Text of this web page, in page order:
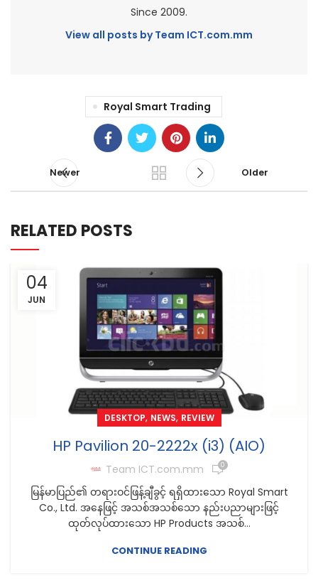
Since 2009.
View all posts by Team ICT.com.mm
Royal Smart Trading
Newer Older
RELATED POSTS
04
JUN
DESKTOP, NEWS, REVIEW
HP Pavilion 20-2222x (i3) (AIO)
Team ICT.com.mm 0
မြန်မာပြည်၏ တရားဝင်ဖြန့်ချီခွင့် ရရှိထားသော Royal Smart
Co., Ltd. အနေဖြင့် အသစ်အသစ်သော နည်းပညာများဖြင့်
ထုတ်လုပ်ထားသော HP Products အသစ်...
CONTINUE READING